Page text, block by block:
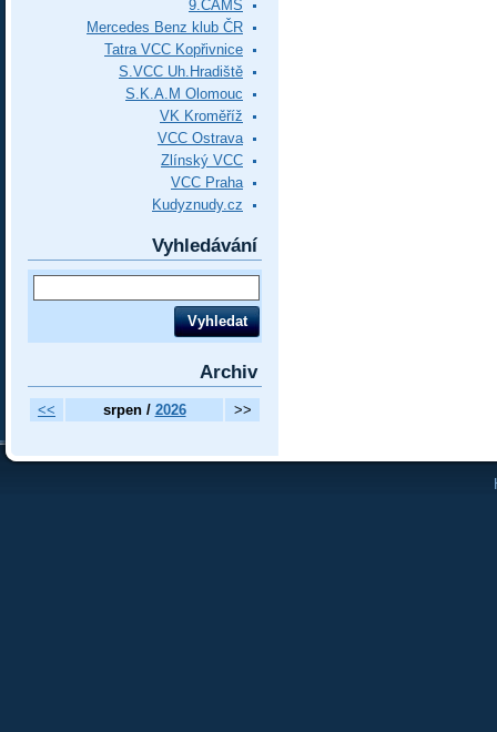
9.ČAMS
Mercedes Benz klub ČR
Tatra VCC Kopřivnice
S.VCC Uh.Hradiště
S.K.A.M Olomouc
VK Kroměříž
VCC Ostrava
Zlínský VCC
VCC Praha
Kudyznudy.cz
Vyhledávání
Archiv
<< srpen / 2026 >>